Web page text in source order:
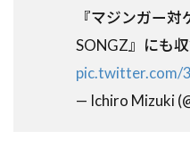
『マジンガー
SONGZ』にも
pic.twitter.com/
— Ichiro Mizuki